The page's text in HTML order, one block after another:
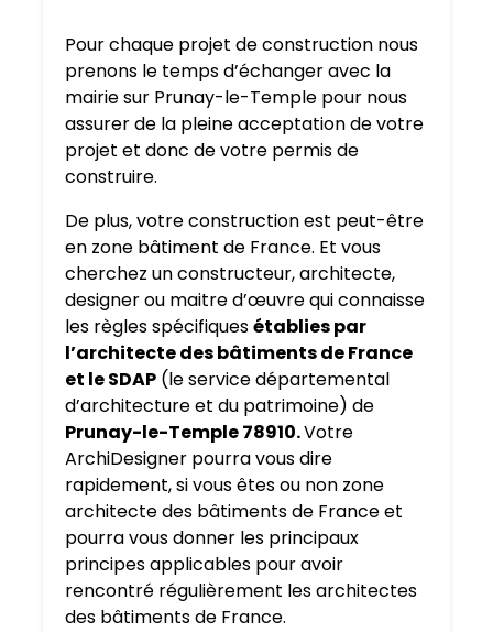
Pour chaque projet de construction nous
prenons le temps d’échanger avec la
mairie sur Prunay-le-Temple pour nous
assurer de la pleine acceptation de votre
projet et donc de votre permis de
construire.
De plus, votre construction est peut-être
en zone bâtiment de France. Et vous
cherchez un constructeur, architecte,
designer ou maitre d’œuvre qui connaisse
les règles spécifiquesétablies par
l’architecte des bâtiments de France
et le SDAP (le service départemental
d’architecture et du patrimoine) de
Prunay-le-Temple 78910.Votre
ArchiDesigner pourra vous dire
rapidement, si vous êtes ou non zone
architecte des bâtiments de France et
pourra vous donner les principaux
principes applicables pour avoir
rencontré régulièrement les architectes
des bâtiments de France.